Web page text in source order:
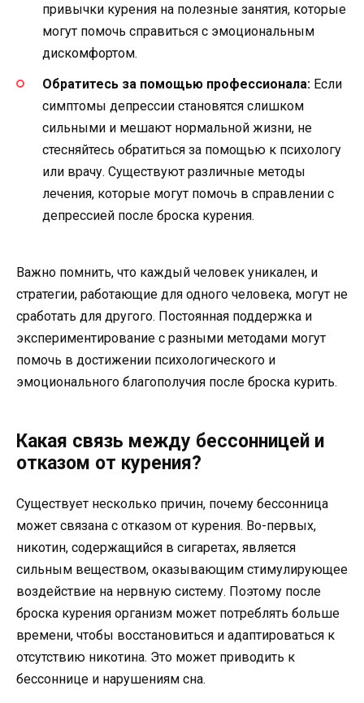
привычки курения на полезные занятия, которые
могут помочь справиться с эмоциональным
дискомфортом.
Обратитесь за помощью профессионала: Если
симптомы депрессии становятся слишком
сильными и мешают нормальной жизни, не
стесняйтесь обратиться за помощью к психологу
или врачу. Существуют различные методы
лечения, которые могут помочь в справлении с
депрессией после броска курения.
Важно помнить, что каждый человек уникален, и
стратегии, работающие для одного человека, могут не
сработать для другого. Постоянная поддержка и
экспериментирование с разными методами могут
помочь в достижении психологического и
эмоционального благополучия после броска курить.
Какая связь между бессонницей и
отказом от курения?
Существует несколько причин, почему бессонница
может связана с отказом от курения. Во-первых,
никотин, содержащийся в сигаретах, является
сильным веществом, оказывающим стимулирующее
воздействие на нервную систему. Поэтому после
броска курения организм может потреблять больше
времени, чтобы восстановиться и адаптироваться к
отсутствию никотина. Это может приводить к
бессоннице и нарушениям сна.